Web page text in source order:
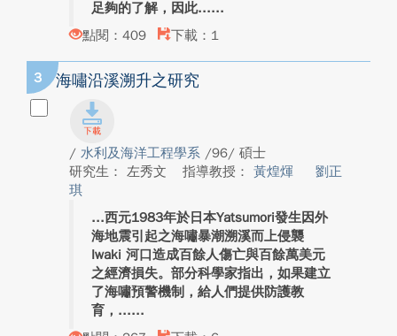
足夠的了解，因此...
點閱：409
下載：1
3 海嘯沿溪溯升之研究
/ 水利及海洋工程學系 /96/ 碩士
研究生： 左秀文
指導教授： 黃煌煇
劉正
琪
西元1983年於日本Yatsumori發生因外
海地震引起之海嘯暴潮溯溪而上侵襲
Iwaki 河口造成百餘人傷亡與百餘萬美元
之經濟損失。部分科學家指出，如果建立
了海嘯預警機制，給人們提供防護教
育，...